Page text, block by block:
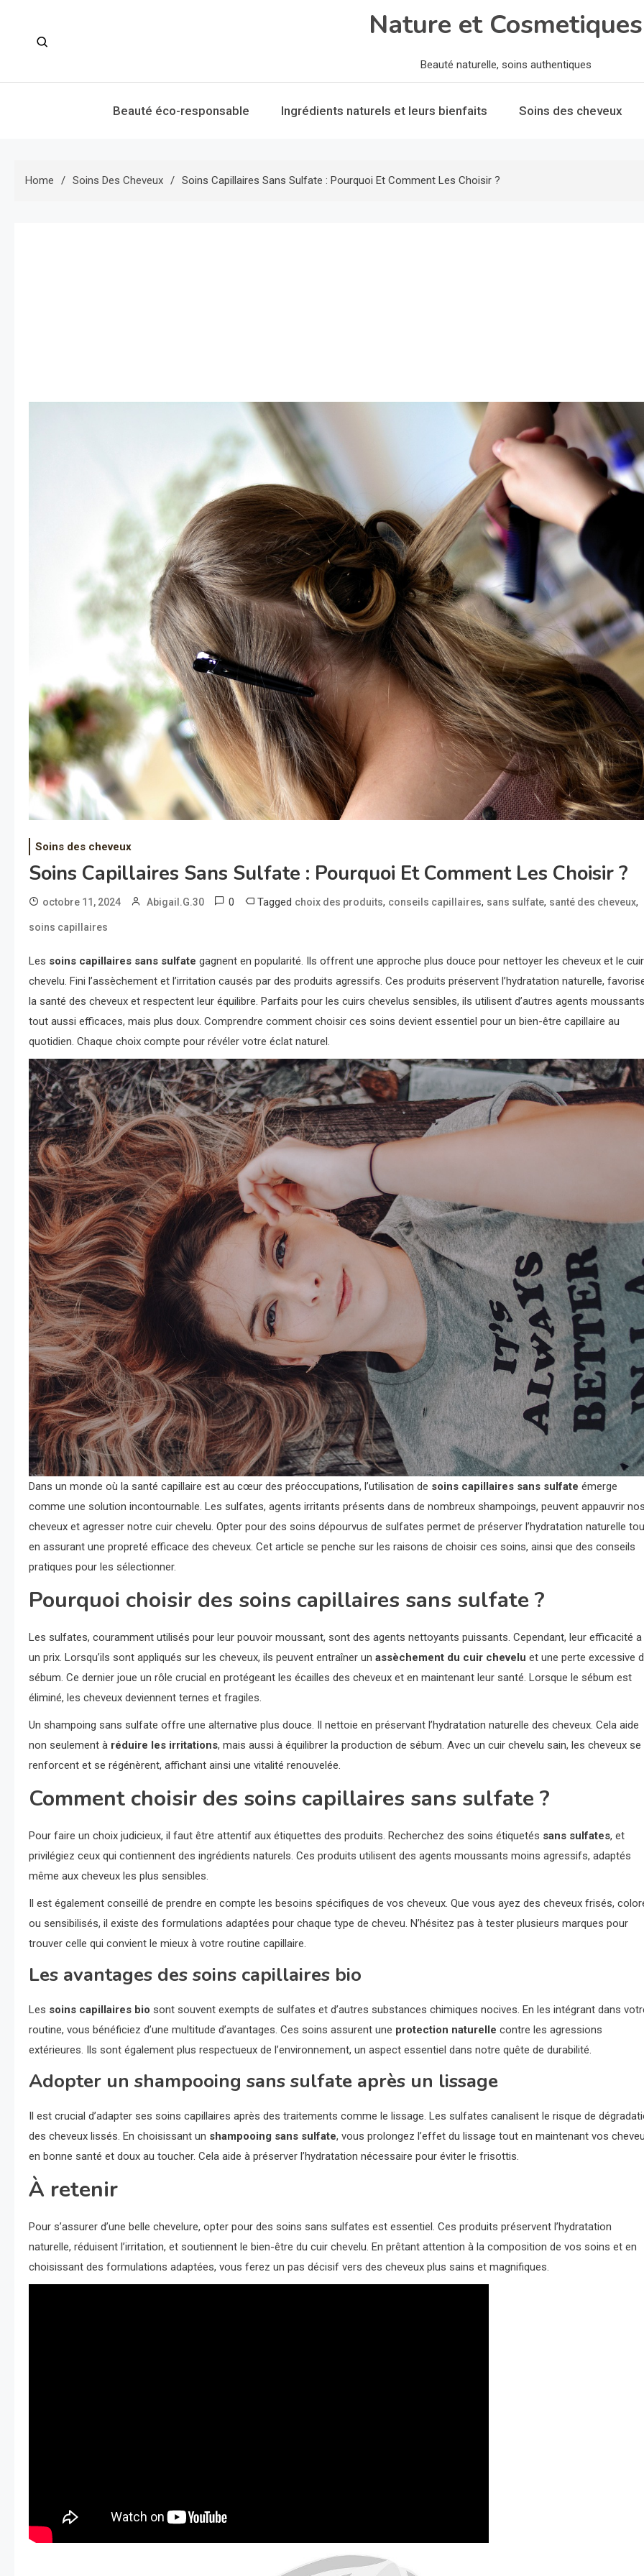
Nature et Cosmetiques
Beauté naturelle, soins authentiques
Beauté éco-responsable Ingrédients naturels et leurs bienfaits Soins des cheveux
Home Soins Des Cheveux Soins Capillaires Sans Sulfate : Pourquoi Et Comment Les Choisir ?
Soins des cheveux
Soins Capillaires Sans Sulfate : Pourquoi Et Comment Les Choisir ?
octobre 11, 2024 Abigail.G.30 0 Tagged choix des produits, conseils capillaires, sans sulfate, santé des cheveux,
soins capillaires
Les soins capillaires sans sulfate gagnent en popularité. Ils offrent une approche plus douce pour nettoyer les cheveux et le cuir
chevelu. Fini l’assèchement et l’irritation causés par des produits agressifs. Ces produits préservent l’hydratation naturelle,
la santé des cheveux et respectent leur équilibre. Parfaits pour les cuirs chevelus sensibles, ils utilisent d’autres agents moussants
tout aussi efficaces, mais plus doux. Comprendre comment choisir ces soins devient essentiel pour un bien-être capillaire au
quotidien. Chaque choix compte pour révéler votre éclat naturel.
Dans un monde où la santé capillaire est au cœur des préoccupations, l’utilisation de soins capillaires sans sulfate émerge
comme une solution incontournable. Les sulfates, agents irritants présents dans de nombreux shampoings, peuvent appauvrir
cheveux et agresser notre cuir chevelu. Opter pour des soins dépourvus de sulfates permet de préserver l’hydratation naturelle
en assurant une propreté efficace des cheveux. Cet article se penche sur les raisons de choisir ces soins, ainsi que des conseils
pratiques pour les sélectionner.
Pourquoi choisir des soins capillaires sans sulfate ?
Les sulfates, couramment utilisés pour leur pouvoir moussant, sont des agents nettoyants puissants. Cependant, leur efficacité a
un prix. Lorsqu’ils sont appliqués sur les cheveux, ils peuvent entraîner un assèchement du cuir chevelu et une perte excessive
sébum. Ce dernier joue un rôle crucial en protégeant les écailles des cheveux et en maintenant leur santé. Lorsque le sébum est
éliminé, les cheveux deviennent ternes et fragiles.
Un shampoing sans sulfate offre une alternative plus douce. Il nettoie en préservant l’hydratation naturelle des cheveux. Cela aide
non seulement à réduire les irritations, mais aussi à équilibrer la production de sébum. Avec un cuir chevelu sain, les cheveux se
renforcent et se régénèrent, affichant ainsi une vitalité renouvelée.
Comment choisir des soins capillaires sans sulfate ?
Pour faire un choix judicieux, il faut être attentif aux étiquettes des produits. Recherchez des soins étiquetés sans sulfates, et
privilégiez ceux qui contiennent des ingrédients naturels. Ces produits utilisent des agents moussants moins agressifs, adaptés
même aux cheveux les plus sensibles.
Il est également conseillé de prendre en compte les besoins spécifiques de vos cheveux. Que vous ayez des cheveux frisés,
ou sensibilisés, il existe des formulations adaptées pour chaque type de cheveu. N’hésitez pas à tester plusieurs marques pour
trouver celle qui convient le mieux à votre routine capillaire.
Les avantages des soins capillaires bio
Les soins capillaires bio sont souvent exempts de sulfates et d’autres substances chimiques nocives. En les intégrant dans
routine, vous bénéficiez d’une multitude d’avantages. Ces soins assurent une protection naturelle contre les agressions
extérieures. Ils sont également plus respectueux de l’environnement, un aspect essentiel dans notre quête de durabilité.
Adopter un shampooing sans sulfate après un lissage
Il est crucial d’adapter ses soins capillaires après des traitements comme le lissage. Les sulfates canalisent le risque de
des cheveux lissés. En choisissant un shampooing sans sulfate, vous prolongez l’effet du lissage tout en maintenant vos
en bonne santé et doux au toucher. Cela aide à préserver l’hydratation nécessaire pour éviter le frisottis.
À retenir
Pour s’assurer d’une belle chevelure, opter pour des soins sans sulfates est essentiel. Ces produits préservent l’hydratation
naturelle, réduisent l’irritation, et soutiennent le bien-être du cuir chevelu. En prêtant attention à la composition de vos soins et en
choisissant des formulations adaptées, vous ferez un pas décisif vers des cheveux plus sains et magnifiques.